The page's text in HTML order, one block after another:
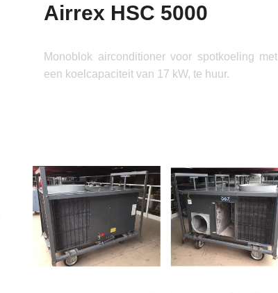
Airrex HSC 5000
Monoblok airconditioner voor spotkoeling met
een koelcapaciteit van 17 kW, te huur.